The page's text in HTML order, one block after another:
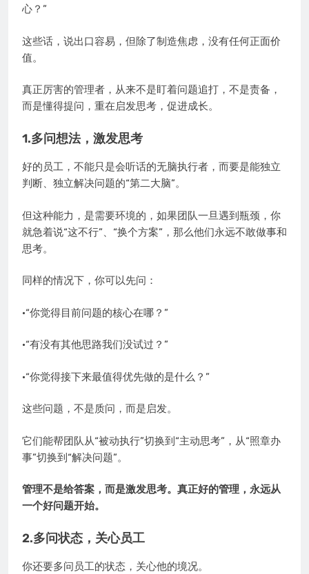
心？”
这些话，说出口容易，但除了制造焦虑，没有任何正面价
值。
真正厉害的管理者，从来不是盯着问题追打，不是责备，
而是懂得提问，重在启发思考，促进成长。
1.多问想法，激发思考
好的员工，不能只是会听话的无脑执行者，而要是能独立
判断、独立解决问题的“第二大脑”。
但这种能力，是需要环境的，如果团队一旦遇到瓶颈，你
就急着说“这不行”、“换个方案”，那么他们永远不敢做事和
思考。
同样的情况下，你可以先问：
·“你觉得目前问题的核心在哪？”
·“有没有其他思路我们没试过？”
·“你觉得接下来最值得优先做的是什么？”
这些问题，不是质问，而是启发。
它们能帮团队从“被动执行”切换到“主动思考”，从“照章办
事”切换到“解决问题”。
管理不是给答案，而是激发思考。真正好的管理，永远从
一个好问题开始。
2.多问状态，关心员工
你还要多问员工的状态，关心他的境况。